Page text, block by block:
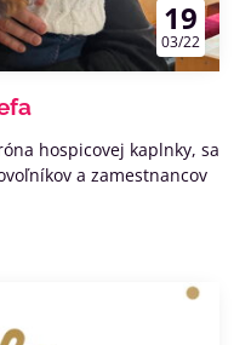
19
03/22
hospicovej kaplnky, sa
a zamestnancov